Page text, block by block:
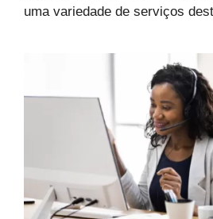
uma variedade de serviços